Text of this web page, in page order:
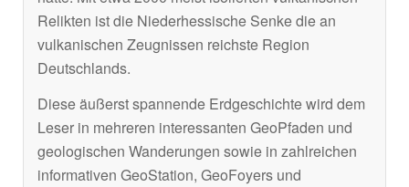
Relikten ist die Niederhessische Senke die an
vulkanischen Zeugnissen reichste Region
Deutschlands.
Diese äußerst spannende Erdgeschichte wird dem
Leser in mehreren interessanten GeoPfaden und
geologischen Wanderungen sowie in zahlreichen
informativen GeoStation, GeoFoyers und